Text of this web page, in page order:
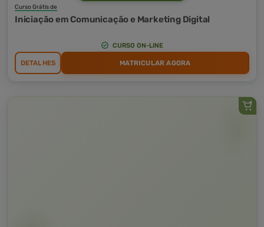
Curso Grátis de
Iniciação em Comunicação e Marketing Digital
CURSO ON-LINE
DETALHES MATRICULAR AGORA